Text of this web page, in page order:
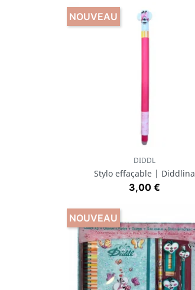
Aperçu rapide
DIDDL
Stylo effaçable | Diddlina
Prix
3,00 €
NOUVEAU
NOUVEAU